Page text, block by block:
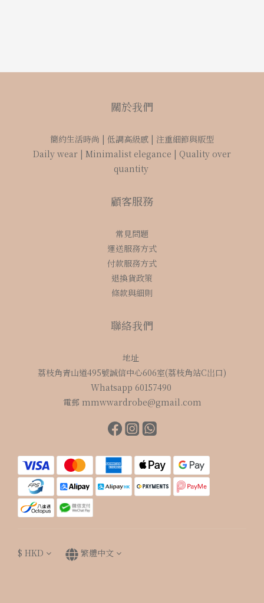
關於我們
簡約生活時尚 | 低調高級感 | 注重細節與版型
Daily wear | Minimalist elegance | Quality over
quantity
顧客服務
常見問題
運送服務方式
付款服務方式
退換貨政策
條款與細則
聯絡我們
地址
荔枝角青山道495號誠信中心606室(荔枝角站C岀口)
Whatsapp 60157490
電郵 mmwwardrobe@gmail.com
$ HKD 繁體中文